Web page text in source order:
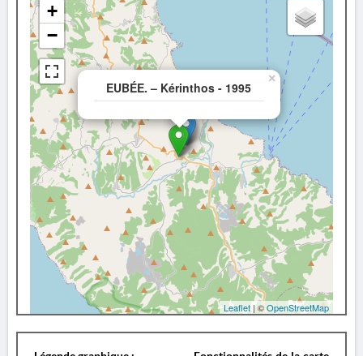
EUBÉE. – Kérinthos - 1995
×
+
−
Leaflet | ©OpenStreetMap